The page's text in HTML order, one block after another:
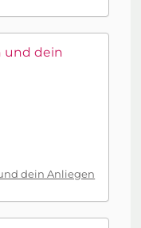
und dein
dein Anliegen